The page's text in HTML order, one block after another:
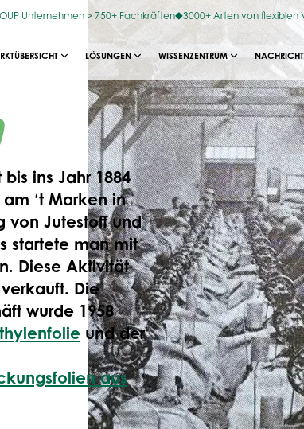
Unternehmen > 750+ Fachkräften 3000+ Arten von flexiblen
LÖSUNGEN WISSENZENTRUM
ins Jahr 1884
‘t Marken in
von Jutestoff und
startete man mit
Diese Aktivität
Die
wurde 1958
und der
aus